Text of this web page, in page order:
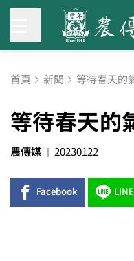
首頁 新聞 等待春天
等待春天
農傳媒 20230122
Facebook LINE